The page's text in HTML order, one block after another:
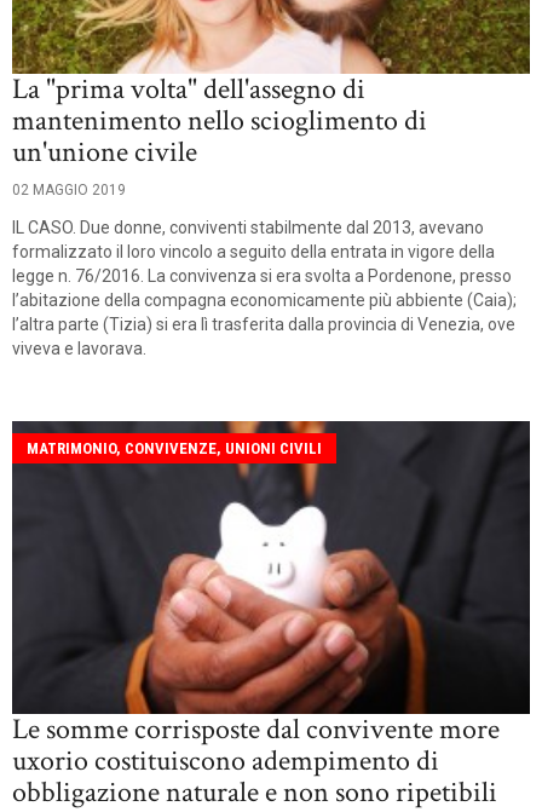
La "prima volta" dell'assegno di
mantenimento nello scioglimento di
un'unione civile
02 MAGGIO 2019
IL CASO. Due donne, conviventi stabilmente dal 2013, avevano
formalizzato il loro vincolo a seguito della entrata in vigore della
legge n. 76/2016. La convivenza si era svolta a Pordenone, presso
l’abitazione della compagna economicamente più abbiente (Caia);
l’altra parte (Tizia) si era lì trasferita dalla provincia di Venezia, ove
viveva e lavorava.
MATRIMONIO, CONVIVENZE, UNIONI CIVILI
Le somme corrisposte dal convivente more
uxorio costituiscono adempimento di
obbligazione naturale e non sono ripetibili